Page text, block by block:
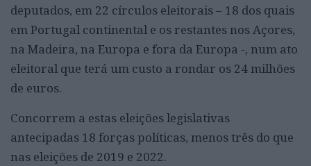
deputados, em 22 círculos eleitorais – 18 dos quais
em Portugal continental e os restantes nos Açores,
na Madeira, na Europa e fora da Europa -, num ato
eleitoral que terá um custo a rondar os 24 milhões
de euros.
Concorrem a estas eleições legislativas
antecipadas 18 forças políticas, menos três do que
nas eleições de 2019 e 2022.